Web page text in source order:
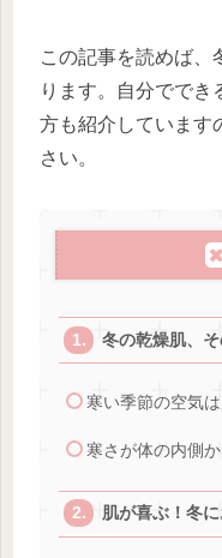
この記事を読めば、
ります。自分ででき
方も紹介しています
さい。
冬の乾燥肌、
寒い季節の空気
寒さが体の内側
肌が喜ぶ！冬